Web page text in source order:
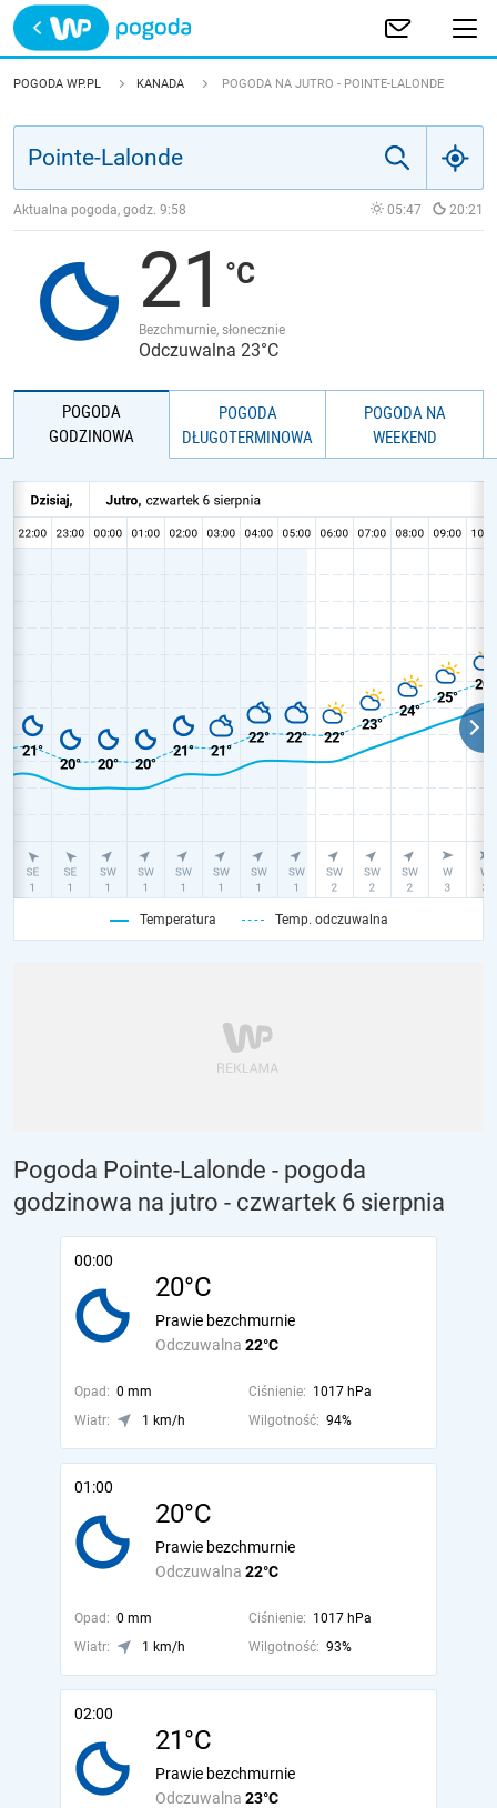
Trwa ładowanie
POLSKA
JAKOŚĆ POWIETRZA
POGODA WP.PL KANADA POGODA NA JUTRO - POINTE-LALONDE
Aktualna pogoda, godz. 9:58 05:47 20:21
21
Bezchmurnie, słonecznie
Odczuwalna 23°C
POGODA
GODZINOWA
POGODA
DŁUGOTERMINOWA
POGODA NA
WEEKEND
Temperatura Temp. odczuwalna
Pogoda Pointe-Lalonde - pogoda
godzinowa na jutro - czwartek 6 sierpnia
00:00
20°C
Odczuwalna 22°C
Prawie bezchmurnie
Opad: 0 mm Ciśnienie: 1017 hPa
Wiatr:
1 km/h Wilgotność: 94%
01:00
20°C
Odczuwalna 22°C
Prawie bezchmurnie
Opad: 0 mm Ciśnienie: 1017 hPa
Wiatr:
1 km/h Wilgotność: 93%
02:00
21°C
Odczuwalna 23°C
Prawie bezchmurnie